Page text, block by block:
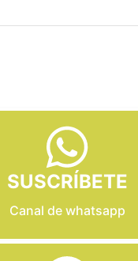
SUSCRÍBETE
Canal de whatsapp